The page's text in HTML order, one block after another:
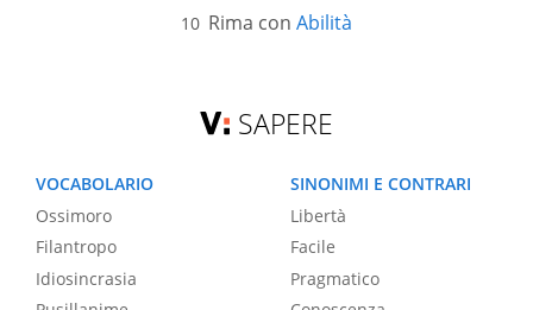
Rima con Abilità
SAPERE
VOCABOLARIO
Ossimoro
Filantropo
Idiosincrasia
SINONIMI E CONTRARI
Libertà
Facile
Pragmatico